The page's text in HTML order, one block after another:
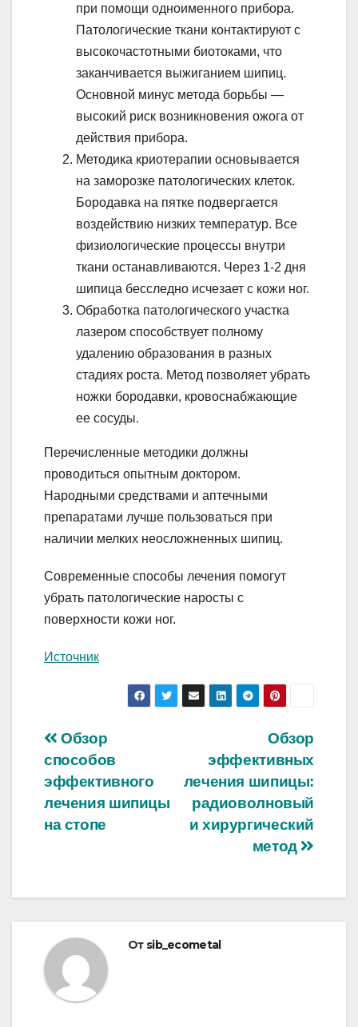
при помощи одноименного прибора.
Патологические ткани контактируют с
высокочастотными биотоками, что
заканчивается выжиганием шипиц.
Основной минус метода борьбы —
высокий риск возникновения ожога от
действия прибора.
Методика криотерапии основывается
на заморозке патологических клеток.
Бородавка на пятке подвергается
воздействию низких температур. Все
физиологические процессы внутри
ткани останавливаются. Через 1-2 дня
шипица бесследно исчезает с кожи ног.
Обработка патологического участка
лазером способствует полному
удалению образования в разных
стадиях роста. Метод позволяет убрать
ножки бородавки, кровоснабжающие
ее сосуды.
Перечисленные методики должны
проводиться опытным доктором.
Народными средствами и аптечными
препаратами лучше пользоваться при
наличии мелких неосложненных шипиц.
Современные способы лечения помогут
убрать патологические наросты с
поверхности кожи ног.
Источник
Навигация
по
записям
Обзор
эффективных
лечения шипицы:
радиоволновый
и хирургический
метод
Обзор
способов
эффективного
лечения шипицы
на стопе
От sib_ecometal